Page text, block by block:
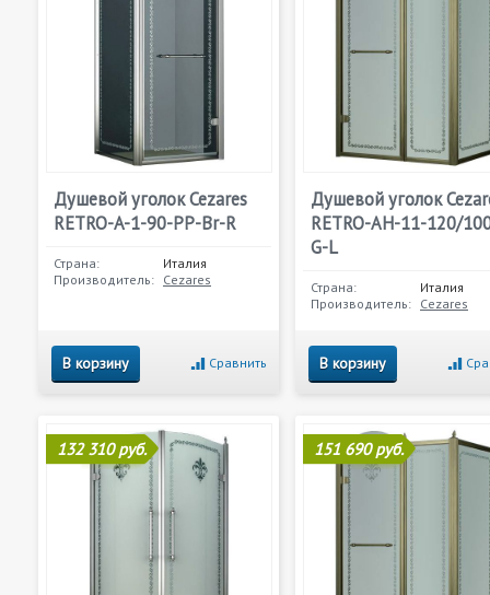
Душевой уголок Cezares
RETRO-A-1-90-PP-Br-R
Страна:
Италия
Производитель: Cezares
В корзину Сравнить
Душевой уголок
RETRO-AH-11-120/
G-L
Страна:
Италия
Производитель: Cezares
В корзину
132 310 руб. 151 690 руб.